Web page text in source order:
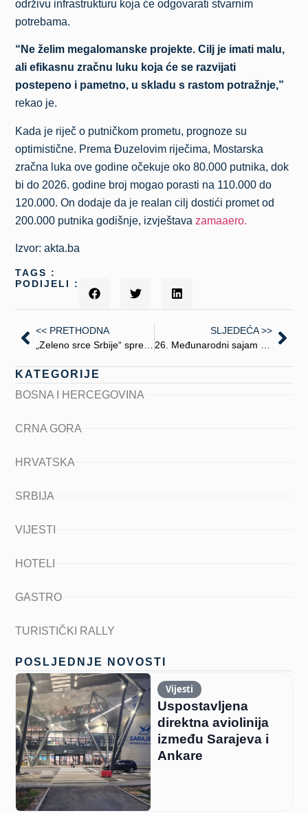
održivu infrastrukturu koja će odgovarati stvarnim
potrebama.
“Ne želim megalomanske projekte. Cilj je imati malu,
ali efikasnu zračnu luku koja će se razvijati
postepeno i pametno, u skladu s rastom potražnje,”
rekao je.
Kada je riječ o putničkom prometu, prognoze su
optimistične. Prema Đuzelovim riječima, Mostarska
zračna luka ove godine očekuje oko 80.000 putnika, dok
bi do 2026. godine broj mogao porasti na 110.000 do
120.000. On dodaje da je realan cilj dostići promet od
200.000 putnika godišnje, izvještava zamaaero.
Izvor: akta.ba
TAGS :
PODIJELI :
<< PRETHODNA
„Zeleno srce Srbije“ spremno za ljetnju sezonu
SLJEDEĆA >>
26. Međunarodni sajam gospodarstva u Mostaru
KATEGORIJE
BOSNA I HERCEGOVINA
CRNA GORA
HRVATSKA
SRBIJA
VIJESTI
HOTELI
GASTRO
TURISTIČKI RALLY
POSLJEDNJE NOVOSTI
Vijesti
Uspostavljena
direktna aviolinija
između Sarajeva i
Ankare